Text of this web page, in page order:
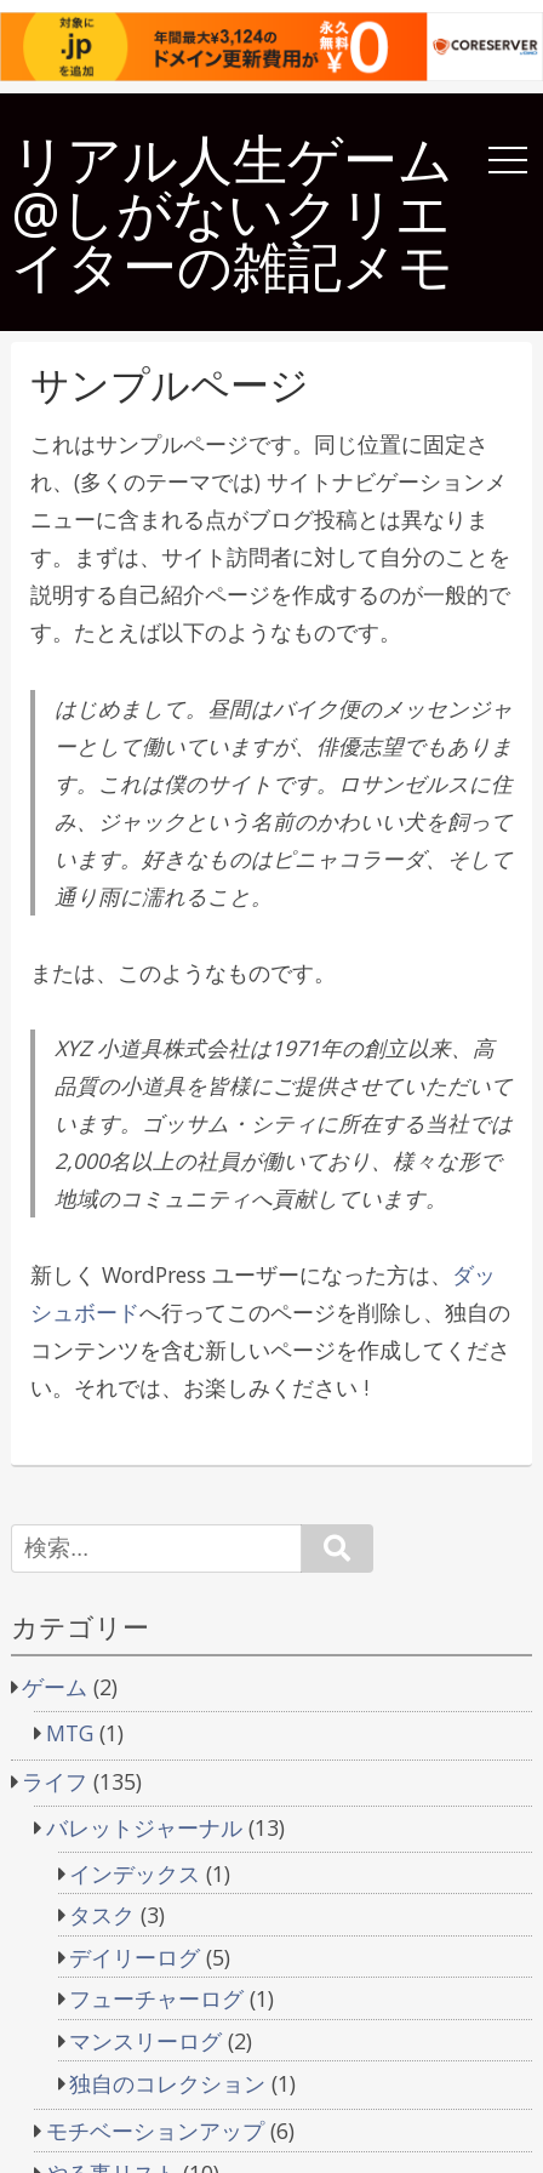
リアル人生ゲーム
@しがないクリエ
イターの雑記メモ
サンプルページ
これはサンプルページです。同じ位置に固定さ
れ、(多くのテーマでは) サイトナビゲーションメ
ニューに含まれる点がブログ投稿とは異なりま
す。まずは、サイト訪問者に対して自分のことを
説明する自己紹介ページを作成するのが一般的で
す。たとえば以下のようなものです。
はじめまして。昼間はバイク便のメッセンジャ
ーとして働いていますが、俳優志望でもありま
す。これは僕のサイトです。ロサンゼルスに住
み、ジャックという名前のかわいい犬を飼って
います。好きなものはピニャコラーダ、そして
通り雨に濡れること。
または、このようなものです。
XYZ 小道具株式会社は1971年の創立以来、高
品質の小道具を皆様にご提供させていただいて
います。ゴッサム・シティに所在する当社では
2,000名以上の社員が働いており、様々な形で
地域のコミュニティへ貢献しています。
新しく WordPress ユーザーになった方は、 ダッ
シュボードへ行ってこのページを削除し、独自の
コンテンツを含む新しいページを作成してくださ
い。それでは、お楽しみください !
カテゴリー
ゲーム (2)
MTG(1)
ライフ (135)
バレットジャーナル(13)
インデックス (1)
タスク (3)
デイリーログ(5)
フューチャーログ(1)
マンスリーログ(2)
独自のコレクション (1)
モチベーションアップ(6)